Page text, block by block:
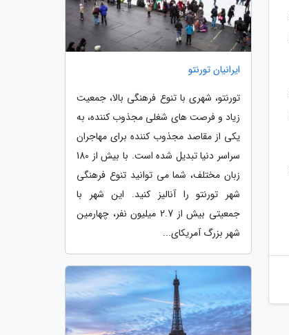
ایرانیان تورنتو
تورنتو، شهری با تنوع فرهنگی بالا، جمعیت
زیاد و فرصت های شغلی مجذوب کننده، به
یکی از مقاصد مجذوب کننده برای مهاجران
سراسر دنیا تبدیل شده است. با بیش از 180
زبان مختلف، شما می توانید تنوع فرهنگی
شهر تورنتو را آنالیز کنید. این شهر با
جمعیتی بیش از 2.7 میلیون نفر، چهارمین
شهر بزرگ آمریکای...